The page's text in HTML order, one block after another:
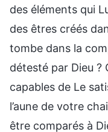
des éléments qui
des êtres créés
tombe dans la
détesté par Dieu ?
capables de Le
l’aune de votre
être comparés à